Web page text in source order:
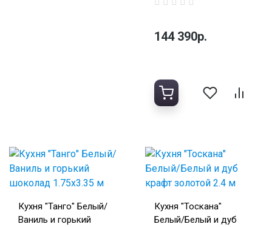
144 390р.
Кухня "Танго" Белый/
Ваниль и горький
Кухня "Тоскана"
Белый/Белый и дуб